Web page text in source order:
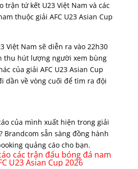
trận tứ kết U23 Việt Nam và các
thuộc giải AFC U23 Asian Cup
Việt Nam sẽ diễn ra vào 22h30
thu hút lượng người xem bùng
của giải AFC U23 Asian Cup
dần về vòng cuối để tìm ra đội
của mình xuất hiện trong giải
Brandcom sẵn sàng đồng hành
quảng cáo cho bạn.
các trận đấu bóng đá nam
U23 Asian Cup 2026